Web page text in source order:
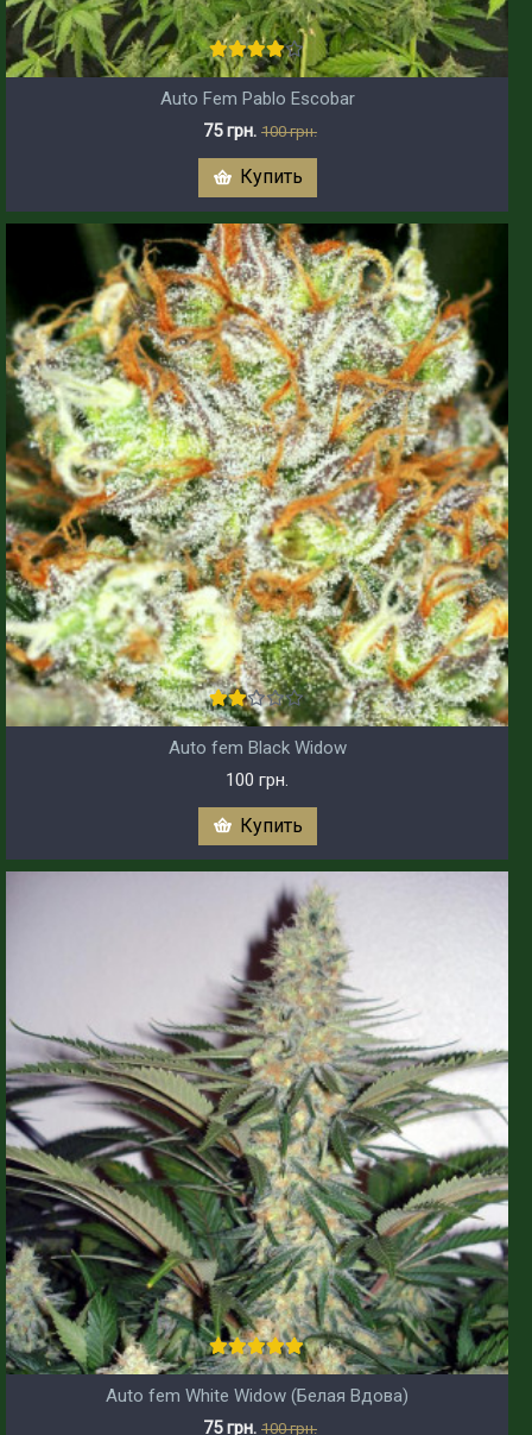
Auto Fem Pablo Escobar
75 грн. 100 грн.
Купить
Auto fem Black Widow
100 грн.
Купить
Auto fem White Widow (Белая Вдова)
75 грн. 100 грн.